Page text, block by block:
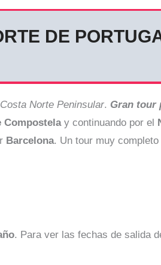
DE
Costa Norte Peninsular. Gran tour
Compostelay continuando por el
Barcelona. Un tour muy
. Para ver las fechas de salida